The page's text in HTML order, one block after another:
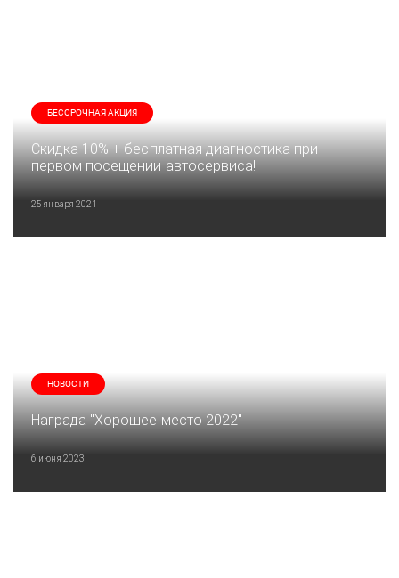
БЕССРОЧНАЯ АКЦИЯ
Скидка 10% + бесплатная диагностика при
первом посещении автосервиса!
25 января 2021
НОВОСТИ
Награда "Хорошее место 2022"
6 июня 2023